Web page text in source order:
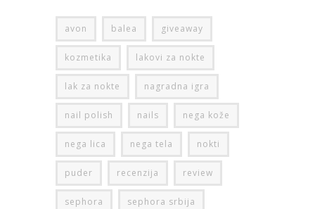
avon balea giveaway
kozmetika lakovi za nokte
lak za nokte nagradna igra
nail polish nails nega kože
nega lica nega tela nokti
puder recenzija review
sephora sephora srbija